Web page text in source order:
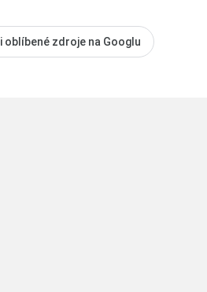
oblíbené zdroje na Googlu